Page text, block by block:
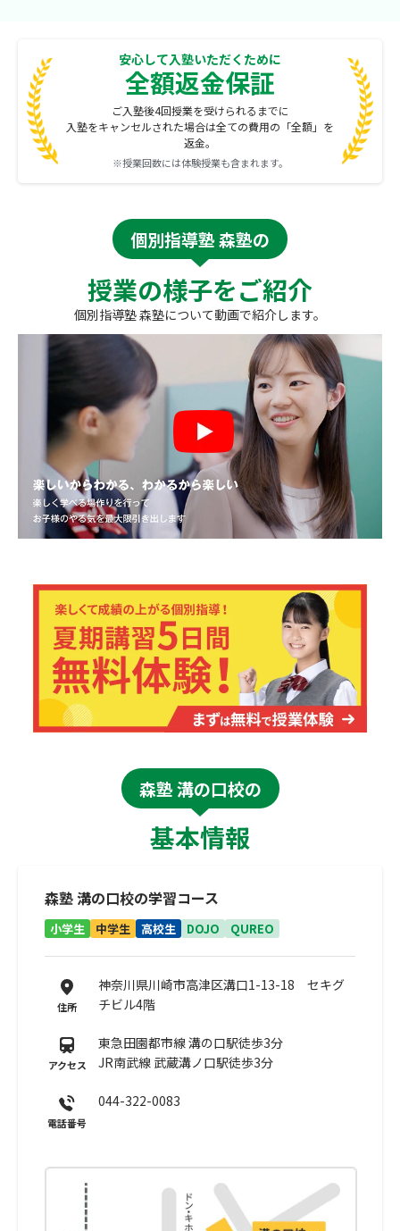
安心して入塾いただくために
全額返金保証
ご入塾後4回授業を受けられるまでに
入塾をキャンセルされた場合は全ての費用の「全額」を
返金。
※授業回数には体験授業も含まれます。
個別指導塾 森塾の
授業の様子をご紹介
個別指導塾 森塾について動画で紹介します。
森塾 溝の口校の
基本情報
森塾 溝の口校の学習コース
小学生 中学生 高校生 DOJO QUREO
住所
神奈川県川崎市高津区溝口1-13-18 セキグ
チビル4階
アクセス
東急田園都市線 溝の口駅徒歩3分
JR南武線 武蔵溝ノ口駅徒歩3分
電話番号
044-322-0083